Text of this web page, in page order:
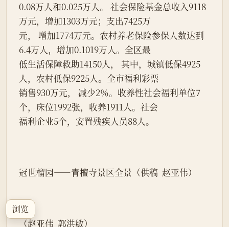
浏览
0.08万人和0.025万人。 社会保险基金总收入9118
万元，增加1303万元；支出7425万
元， 增加1774万元。农村养老保险参保人数达到
6.4万人，增加0.1019万人。全区最
低生活保障救助14150人， 其中，城镇低保4925
人，农村低保9225人。全市福利彩票
销售930万元， 减少2％。收养性社会福利单位7
个，床位1992张，收养1911人。社会
福利企业5个，安置残疾人员88人。
冠世榴园——青檀寺景区全景（供稿  赵亚伟）
（赵亚伟  郭洪敏）